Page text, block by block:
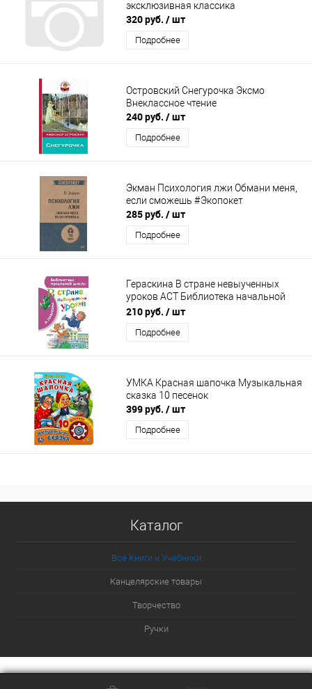
эксклюзивная классика
320 руб. / шт
Подробнее
Островский Снегурочка Эксмо
Внеклассное чтение
240 руб. / шт
Подробнее
Экман Психология лжи Обмани меня,
если сможешь #Экопокет
285 руб. / шт
Подробнее
Гераскина В стране невыученных
уроков АСТ Библиотека начальной
школы
210 руб. / шт
Подробнее
УМКА Красная шапочка Музыкальная
сказка 10 песенок
399 руб. / шт
Подробнее
Каталог
Все Книги и Учебники
Канцелярские товары
Творчество
Ручки